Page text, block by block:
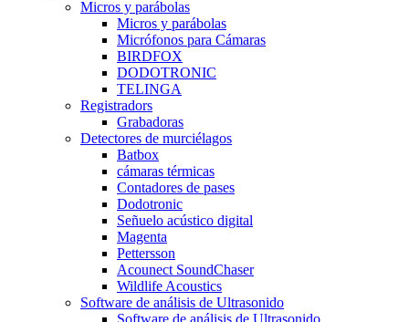
Micros y parábolas
Micros y parábolas
Micrófonos para Cámaras
BIRDFOX
DODOTRONIC
TELINGA
Registradors
Grabadoras
Detectores de murciélagos
Batbox
cámaras térmicas
Contadores de pases
Dodotronic
Señuelo acústico digital
Magenta
Pettersson
Acounect SoundChaser
Wildlife Acoustics
Software de análisis de Ultrasonido
Software de análisis de Ultrasonido